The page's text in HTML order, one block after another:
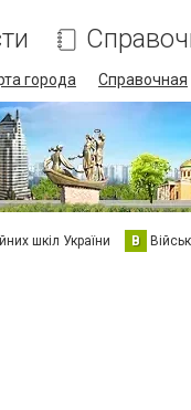
города Справочная
шкіл України В